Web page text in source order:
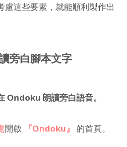
慮這些要素，就能順利製作出
旁白腳本文字
Ondoku 朗讀旁白語音。
開啟 『Ondoku』 的首頁。